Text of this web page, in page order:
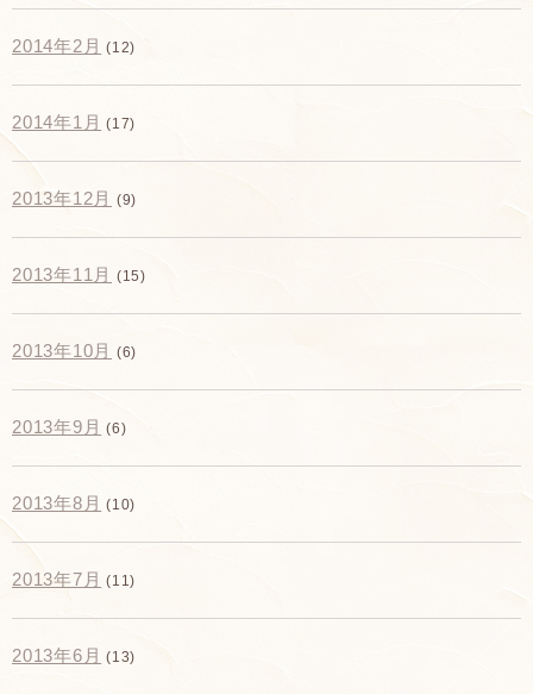
2014年2月 (12)
2014年1月 (17)
2013年12月 (9)
2013年11月 (15)
2013年10月 (6)
2013年9月 (6)
2013年8月 (10)
2013年7月 (11)
2013年6月 (13)